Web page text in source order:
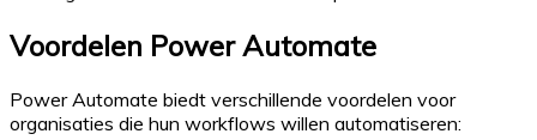
Voordelen Power Automate
Power Automate biedt verschillende voordelen voor
organisaties die hun workflows willen automatiseren: